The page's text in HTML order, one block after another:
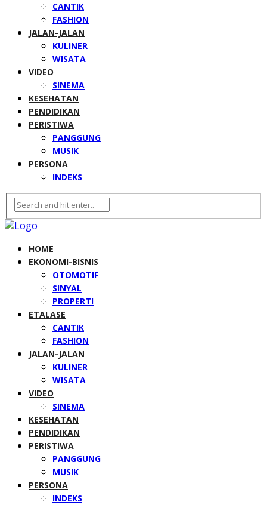
CANTIK
FASHION
JALAN-JALAN
KULINER
WISATA
VIDEO
SINEMA
KESEHATAN
PENDIDIKAN
PERISTIWA
PANGGUNG
MUSIK
PERSONA
INDEKS
HOME
EKONOMI-BISNIS
OTOMOTIF
SINYAL
PROPERTI
ETALASE
CANTIK
FASHION
JALAN-JALAN
KULINER
WISATA
VIDEO
SINEMA
KESEHATAN
PENDIDIKAN
PERISTIWA
PANGGUNG
MUSIK
PERSONA
INDEKS